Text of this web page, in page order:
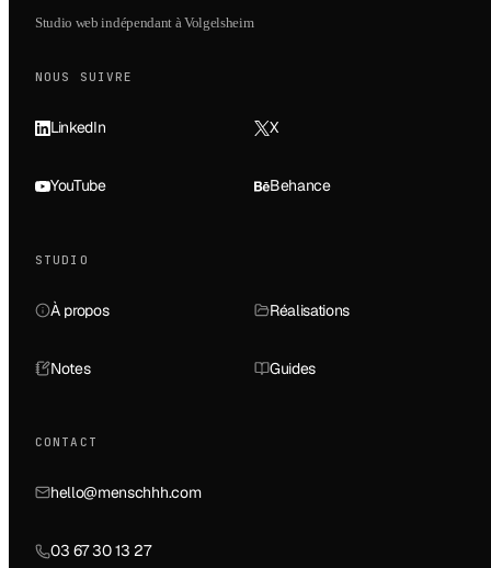
Studio web indépendant à Volgelsheim
NOUS SUIVRE
LinkedIn X
YouTube Behance
STUDIO
À propos Réalisations
Notes Guides
CONTACT
hello@menschhh.com
03 67 30 13 27